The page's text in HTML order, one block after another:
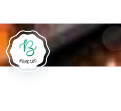
fonctionnalités du site.
fins d'analyse ou de marketing.
Accepter les cookies